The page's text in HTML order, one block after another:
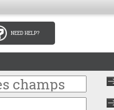
NEED HELP?